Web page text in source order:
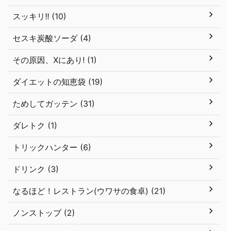
スッキリ!! (10)
セスキ炭酸ソーダ (4)
その原因、Xにあり! (1)
ダイエットの知恵袋 (19)
ためしてガッテン (31)
ダレトク (1)
トリックハンター (6)
ドリンク (3)
なるほど！レストラン(ウワサの食卓) (21)
ノンストップ (2)